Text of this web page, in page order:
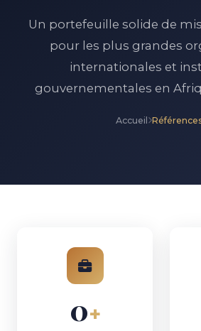
Un portefeuille solide de
pour les plus grandes
internationales et
gouvernementales en
Accueil
0+